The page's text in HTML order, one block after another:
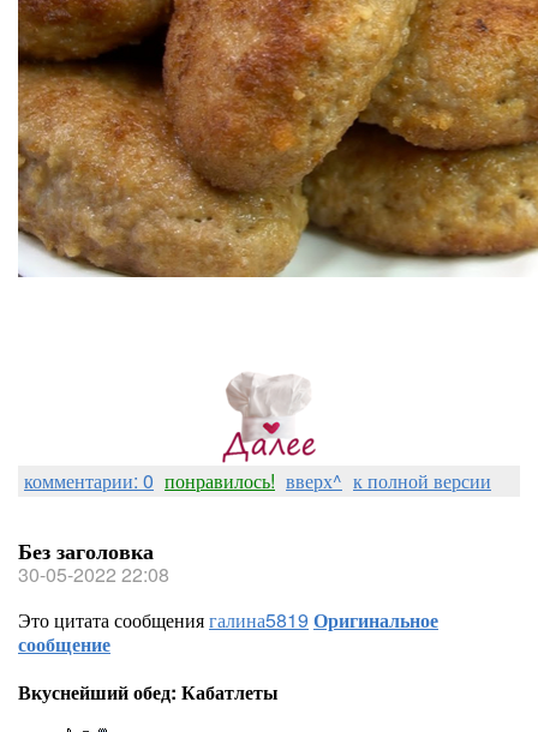
комментарии: 0 понравилось! вверх^ к полной версии
Без заголовка
30-05-2022 22:08
Это цитата сообщениягалина5819 Оригинальное
сообщение
Вкуснейший обед: Кабатлеты